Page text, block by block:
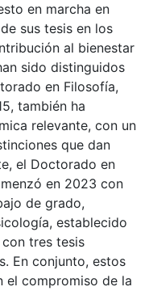
en marcha en
sus tesis en los
al bienestar
sido distinguidos
en Filosofía,
también ha
relevante, con un
que dan
el Doctorado en
en 2023 con
de grado,
establecido
tres tesis
En conjunto, estos
el compromiso de la